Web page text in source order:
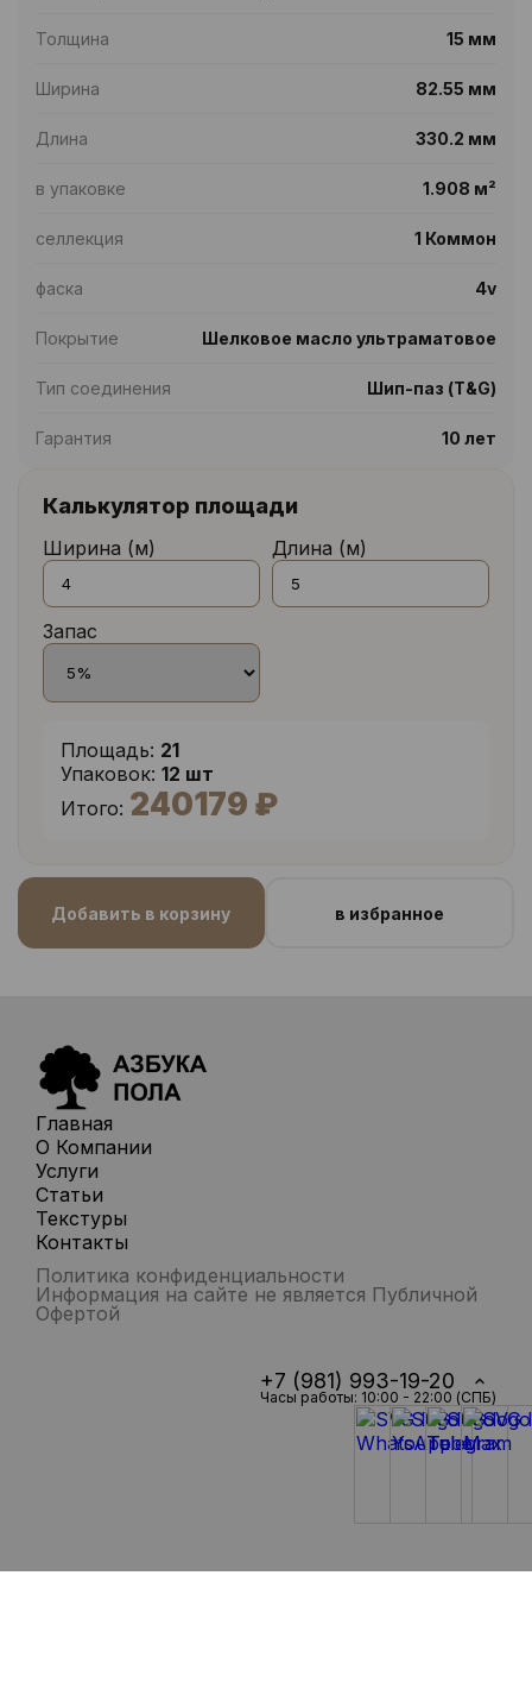
Толщина 15 мм
Ширина 82.55 мм
Длина 330.2 мм
в упаковке 1.908 м²
селлекция 1 Коммон
фаска 4v
Покрытие Шелковое масло ультраматовое
Тип соединения Шип-паз (T&G)
Гарантия 10 лет
Калькулятор площади
Ширина (м) Длина (м)
Запас
Площадь: 21
Упаковок: 12 шт
Итого: 240179 ₽
Добавить в корзину в избранное
Главная
О Компании
Услуги
Статьи
Текстуры
Контакты
Политика конфиденциальности
Информация на сайте не является Публичной
Офертой
+7 (981) 993-19-20
Часы работы: 10:00 - 22:00 (СПБ)